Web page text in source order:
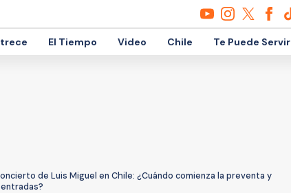
El Tiempo Video Chile Te Puede Servir
de Luis Miguel en Chile: ¿Cuándo comienza la preventa y